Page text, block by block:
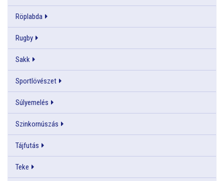
Röplabda
Rugby
Sakk
Sportlövészet
Súlyemelés
Szinkornúszás
Tájfutás
Teke